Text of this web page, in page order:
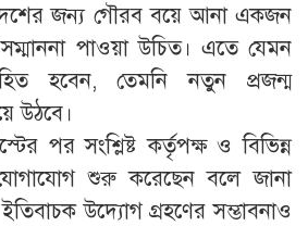
দেশের জন্য গৌরব বয়ে আনা একজন
পাওয়া উচিত। এতে যেমন
হবেন, তেমনি নতুন প্রজন্ম
উঠবে।
পর সংশ্লিষ্ট কর্তৃপক্ষ ও বিভিন্ন
শুরু করেছেন বলে জানা
উদ্যোগ গ্রহণের সম্ভাবনাও